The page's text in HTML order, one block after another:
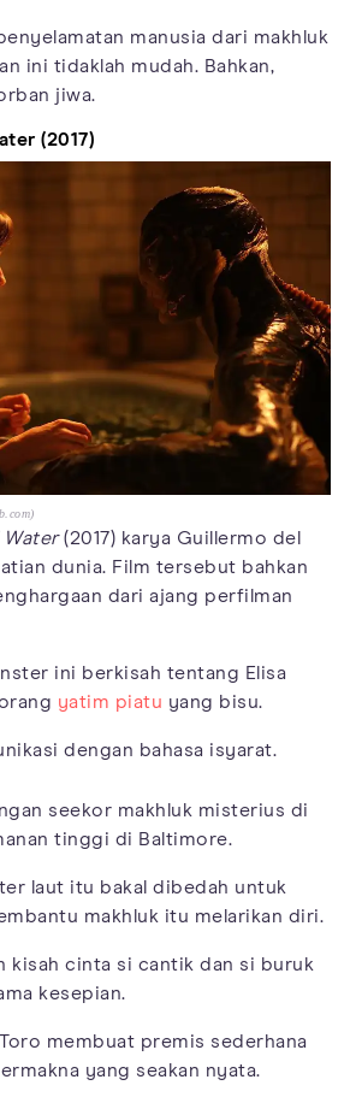
manusia dari makhluk
ini tidaklah mudah. Bahkan,
jiwa.
(2017)
Water(2017) karya Guillermo del
dunia. Film tersebut bahkan
dari ajang perfilman
ini berkisah tentang Elisa
yatim piatu yang bisu.
dengan bahasa isyarat.
seekor makhluk misterius di
tinggi di Baltimore.
laut itu bakal dibedah untuk
makhluk itu melarikan diri.
kisah cinta si cantik dan si buruk
kesepian.
membuat premis sederhana
yang seakan nyata.